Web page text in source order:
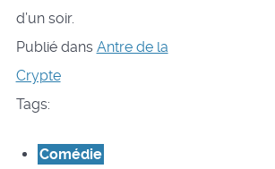
d’un soir.
Publié dans Antre de la
Crypte
Tags:
Comédie